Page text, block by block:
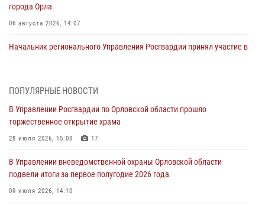
города Орла
06 августа 2026, 14:07
Начальник регионального Управления Росгвардии принял участие в
первое полугодие
05 августа 2026, 13:12
совершении противоправных действий
04 августа 2026, 14:21
ПОПУЛЯРНЫЕ НОВОСТИ
В Управлении Росгвардии по Орловской области прошло
торжественное открытие храма
28 июля 2026, 15:08 17
В Управлении вневедомственной охраны Орловской области
подвели итоги за первое полугодие 2026 года
09 июля 2026, 14:10